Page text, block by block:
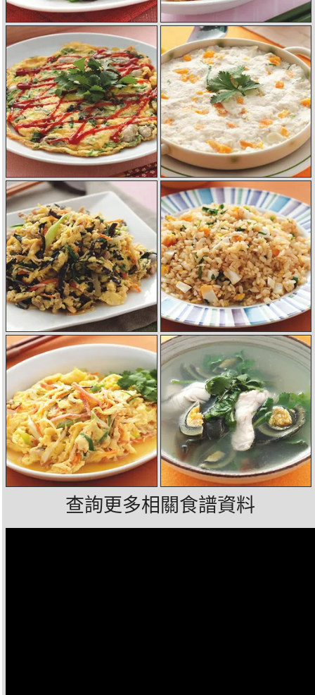
查詢更多相關食譜資料